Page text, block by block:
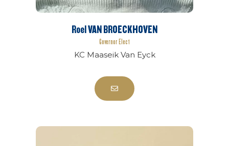
Roel VAN BROECKHOVEN
Governor Elect
KC Maaseik Van Eyck